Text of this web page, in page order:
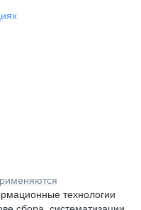
технологии